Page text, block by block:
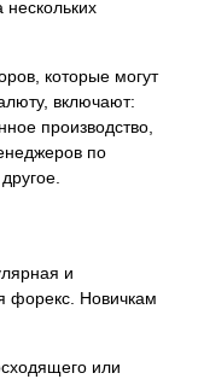
нескольких
которые могут
включают:
производство,
по
и
форекс. Новичкам
или